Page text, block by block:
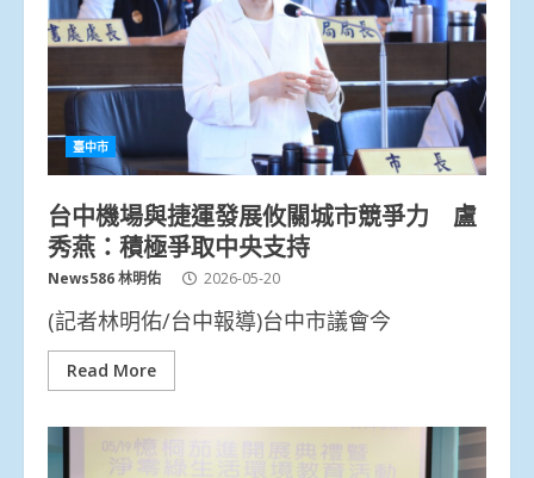
臺中市
台中機場與捷運發展攸關城市競爭力 盧
秀燕：積極爭取中央支持
News586 林明佑 2026-05-20
(記者林明佑/台中報導)台中市議會今
Read More